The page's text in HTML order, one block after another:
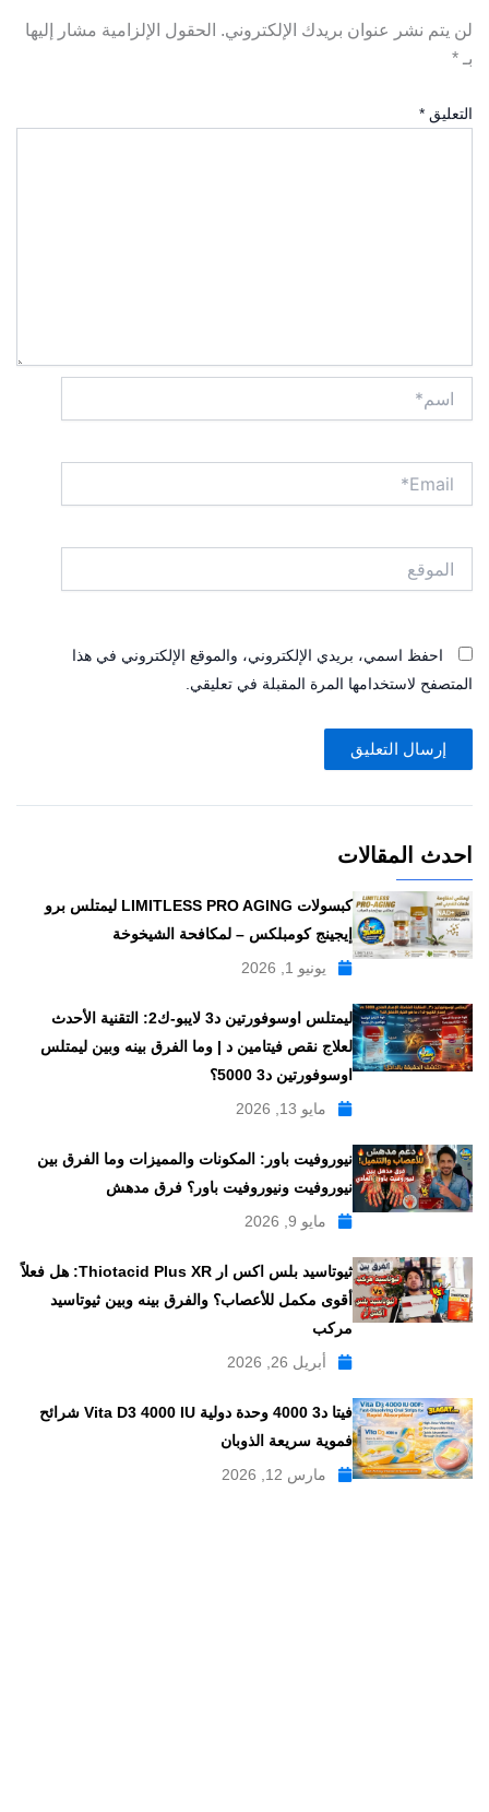
لن يتم نشر عنوان بريدك الإلكتروني. الحقول الإلزامية مشار إليها
بـ *
التعليق *
احفظ اسمي، بريدي الإلكتروني، والموقع الإلكتروني في هذا
المتصفح لاستخدامها المرة المقبلة في تعليقي.
احدث المقالات
كبسولات LIMITLESS PRO AGING ليمتلس برو
إيجينج كومبلكس – لمكافحة الشيخوخة
يونيو 1, 2026
ليمتلس اوسوفورتين د3 لايبو-ك2: التقنية الأحدث
لعلاج نقص فيتامين د | وما الفرق بينه وبين ليمتلس
اوسوفورتين د3 5000؟
مايو 13, 2026
نيوروفيت باور: المكونات والمميزات وما الفرق بين
نيوروفيت ونيوروفيت باور؟ فرق مدهش
مايو 9, 2026
ثيوتاسيد بلس اكس ار Thiotacid Plus XR: هل فعلاً
أقوى مكمل للأعصاب؟ والفرق بينه وبين ثيوتاسيد
مركب
أبريل 26, 2026
فيتا د3 4000 وحدة دولية Vita D3 4000 IU شرائح
فموية سريعة الذوبان
مارس 12, 2026